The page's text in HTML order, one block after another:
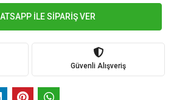
İLE SİPARİŞ VER
Güvenli Alışveriş